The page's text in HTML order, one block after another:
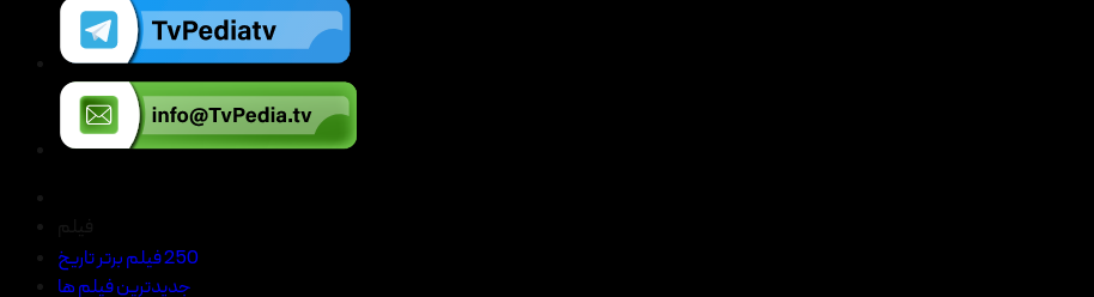
250 فیلم برتر تاریخ
جدیدترین فیلم ها